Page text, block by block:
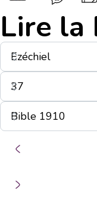
Lire la